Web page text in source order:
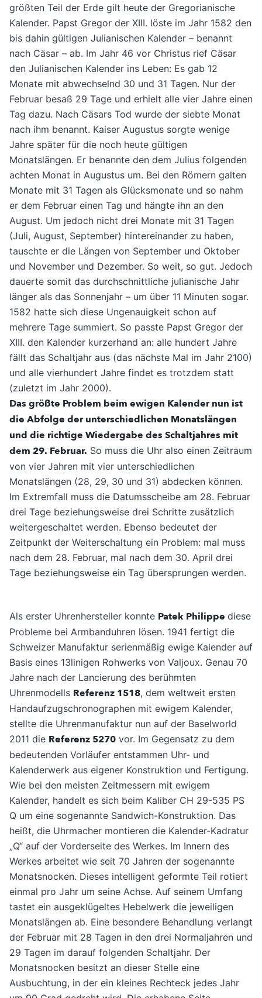
größten Teil der Erde gilt heute der Gregorianische
Kalender. Papst Gregor der XIII. löste im Jahr 1582 den
bis dahin gültigen Julianischen Kalender – benannt
nach Cäsar – ab. Im Jahr 46 vor Christus rief Cäsar
den Julianischen Kalender ins Leben: Es gab 12
Monate mit abwechselnd 30 und 31 Tagen. Nur der
Februar besaß 29 Tage und erhielt alle vier Jahre einen
Tag dazu. Nach Cäsars Tod wurde der siebte Monat
nach ihm benannt. Kaiser Augustus sorgte wenige
Jahre später für die noch heute gültigen
Monatslängen. Er benannte den dem Julius folgenden
achten Monat in Augustus um. Bei den Römern galten
Monate mit 31 Tagen als Glücksmonate und so nahm
er dem Februar einen Tag und hängte ihn an den
August. Um jedoch nicht drei Monate mit 31 Tagen
(Juli, August, September) hintereinander zu haben,
tauschte er die Längen von September und Oktober
und November und Dezember. So weit, so gut. Jedoch
dauerte somit das durchschnittliche julianische Jahr
länger als das Sonnenjahr – um über 11 Minuten sogar.
1582 hatte sich diese Ungenauigkeit schon auf
mehrere Tage summiert. So passte Papst Gregor der
XIII. den Kalender kurzerhand an: alle hundert Jahre
fällt das Schaltjahr aus (das nächste Mal im Jahr 2100)
und alle vierhundert Jahre findet es trotzdem statt
(zuletzt im Jahr 2000).
Das größte Problem beim ewigen Kalender nun ist
die Abfolge der unterschiedlichen Monatslängen
und die richtige Wiedergabe des Schaltjahres mit
dem 29. Februar. So muss die Uhr also einen Zeitraum
von vier Jahren mit vier unterschiedlichen
Monatslängen (28, 29, 30 und 31) abdecken können.
Im Extremfall muss die Datumsscheibe am 28. Februar
drei Tage beziehungsweise drei Schritte zusätzlich
weitergeschaltet werden. Ebenso bedeutet der
Zeitpunkt der Weiterschaltung ein Problem: mal muss
nach dem 28. Februar, mal nach dem 30. April drei
Tage beziehungsweise ein Tag übersprungen werden.
Als erster Uhrenhersteller konnte Patek Philippe diese
Probleme bei Armbanduhren lösen. 1941 fertigt die
Schweizer Manufaktur serienmäßig ewige Kalender auf
Basis eines 13linigen Rohwerks von Valjoux. Genau 70
Jahre nach der Lancierung des berühmten
Uhrenmodells Referenz 1518, dem weltweit ersten
Handaufzugschronographen mit ewigem Kalender,
stellte die Uhrenmanufaktur nun auf der Baselworld
2011 die Referenz 5270 vor. Im Gegensatz zu dem
bedeutenden Vorläufer entstammen Uhr- und
Kalenderwerk aus eigener Konstruktion und Fertigung.
Wie bei den meisten Zeitmessern mit ewigem
Kalender, handelt es sich beim Kaliber CH 29-535 PS
Q um eine sogenannte Sandwich-Konstruktion. Das
heißt, die Uhrmacher montieren die Kalender-Kadratur
„Q“ auf der Vorderseite des Werkes. Im Innern des
Werkes arbeitet wie seit 70 Jahren der sogenannte
Monatsnocken. Dieses intelligent geformte Teil rotiert
einmal pro Jahr um seine Achse. Auf seinem Umfang
tastet ein ausgeklügeltes Hebelwerk die jeweiligen
Monatslängen ab. Eine besondere Behandlung verlangt
der Februar mit 28 Tagen in den drei Normaljahren und
29 Tagen im darauf folgenden Schaltjahr. Der
Monatsnocken besitzt an dieser Stelle eine
Ausbuchtung, in der ein kleines Rechteck jedes Jahr